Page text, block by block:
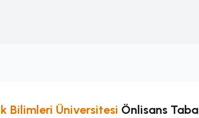
Bilimleri Üniversitesi Önlisans